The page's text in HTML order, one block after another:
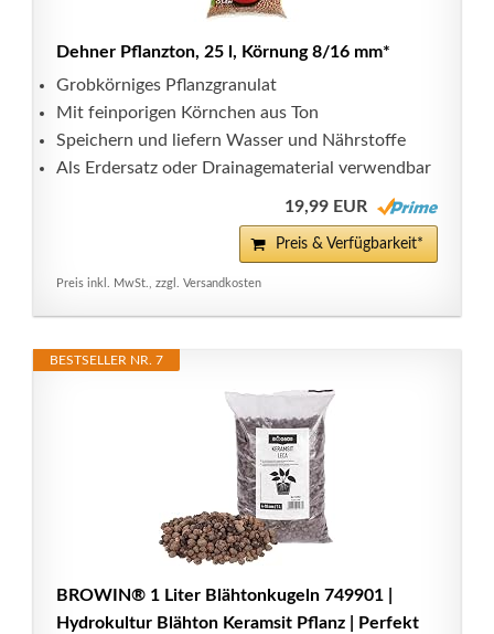
Dehner Pflanzton, 25 l, Körnung 8/16 mm*
Grobkörniges Pflanzgranulat
Mit feinporigen Körnchen aus Ton
Speichern und liefern Wasser und Nährstoffe
Als Erdersatz oder Drainagematerial verwendbar
19,99 EUR
Preis & Verfügbarkeit*
Preis inkl. MwSt., zzgl. Versandkosten
BESTSELLER NR. 7
BROWIN® 1 Liter Blähtonkugeln 749901 |
Hydrokultur Blähton Keramsit Pflanz | Perfekt